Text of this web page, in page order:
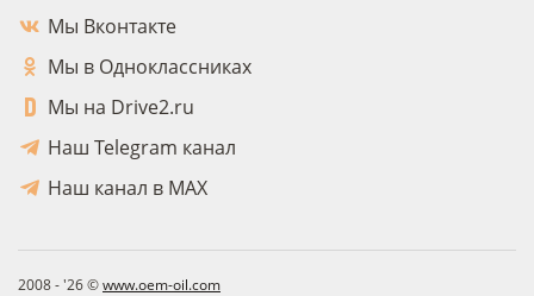
Мы Вконтакте
Мы в Одноклассниках
Мы на Drive2.ru
Наш Telegram канал
Наш канал в MAX
2008 - '26 ©www.oem-oil.com